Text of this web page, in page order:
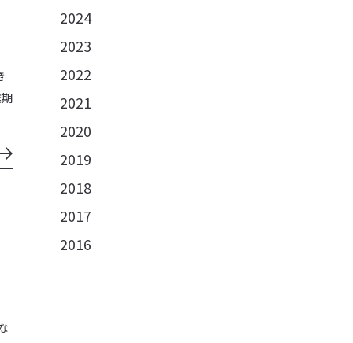
2024
2023
2022
2021
2020
2019
2018
2017
2016